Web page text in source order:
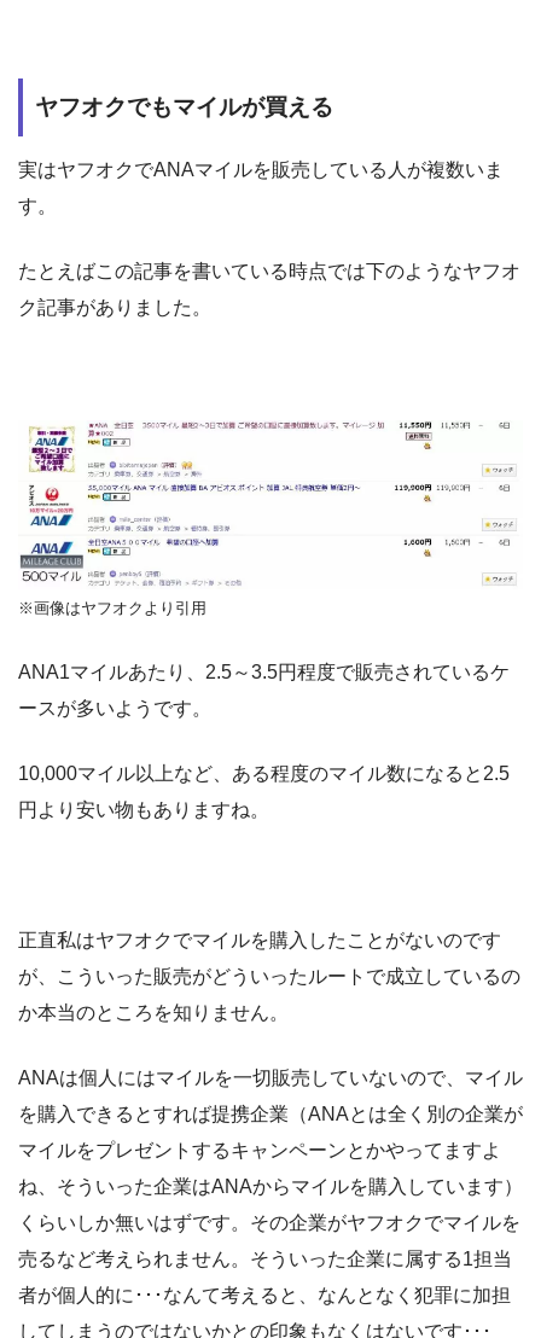
ヤフオクでもマイルが買える
実はヤフオクでANAマイルを販売している人が複数いま
す。
たとえばこの記事を書いている時点では下のようなヤフオ
ク記事がありました。
※画像はヤフオクより引用
ANA1マイルあたり、2.5～3.5円程度で販売されているケ
ースが多いようです。
10,000マイル以上など、ある程度のマイル数になると2.5
円より安い物もありますね。
正直私はヤフオクでマイルを購入したことがないのです
が、こういった販売がどういったルートで成立しているの
か本当のところを知りません。
ANAは個人にはマイルを一切販売していないので、マイル
を購入できるとすれば提携企業（ANAとは全く別の企業が
マイルをプレゼントするキャンペーンとかやってますよ
ね、そういった企業はANAからマイルを購入しています）
くらいしか無いはずです。その企業がヤフオクでマイルを
売るなど考えられません。そういった企業に属する1担当
者が個人的に･･･なんて考えると、なんとなく犯罪に加担
してしまうのではないかとの印象もなくはないです･･･